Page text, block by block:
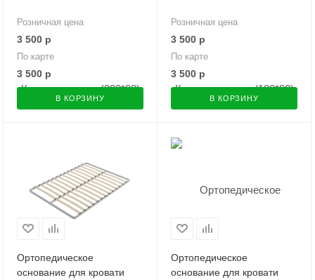
Розничная цена
3 500 р
По карте
3 500 р
В КОРЗИНУ
Розничная цена
3 500 р
По карте
3 500 р
В КОРЗИНУ
Ортопедическое
основание для кровати
Ортопедическое
основание для кровати